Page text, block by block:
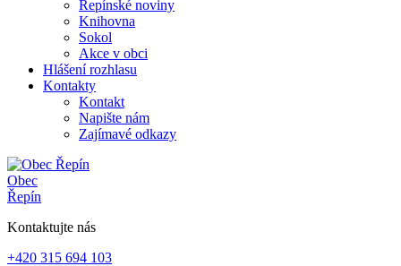
Řepínské noviny
Knihovna
Sokol
Akce v obci
Hlášení rozhlasu
Kontakty
Kontakt
Napište nám
Zajímavé odkazy
Obec
Řepín
Kontaktujte nás
+420 315 694 103